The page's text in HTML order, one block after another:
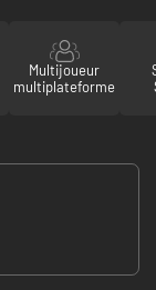
Multijoueur
multiplateforme